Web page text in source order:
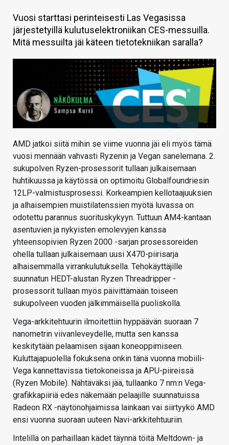
TIETOA
HINTA.FI
VAIHDA TEEMA
Vuosi starttasi perinteisesti Las Vegasissa
järjestetyillä kulutuselektroniikan CES-messuilla.
Mitä messuilta jäi käteen tietotekniikan saralla?
AMD jatkoi siitä mihin se viime vuonna jäi eli myös tämä
vuosi mennään vahvasti Ryzenin ja Vegan sanelemana. 2.
sukupolven Ryzen-prosessorit tullaan julkaisemaan
huhtikuussa ja käytössä on optimoitu Globalfoundriesin
12LP-valmistusprosessi. Korkeampien kellotaajuuksien
ja alhaisempien muistilatenssien myötä luvassa on
odotettu parannus suorituskykyyn. Tuttuun AM4-kantaan
asentuvien ja nykyisten emolevyjen kanssa
yhteensopivien Ryzen 2000 -sarjan prosessoreiden
ohella tullaan julkaisemaan uusi X470-piirisarja
alhaisemmalla virrankulutuksella. Tehokäyttäjille
suunnatun HEDT-alustan Ryzen Threadripper -
prosessorit tullaan myös päivittämään toiseen
sukupolveen vuoden jälkimmäisellä puoliskolla.
Vega-arkkitehtuurin ilmoitettiin hyppäävän suoraan 7
nanometrin viivanleveydelle, mutta sen kanssa
keskitytään pelaamisen sijaan koneoppimiseen.
Kuluttajapuolella fokuksena onkin tänä vuonna mobiili-
Vega kannettavissa tietokoneissa ja APU-piireissä
(Ryzen Mobile). Nähtäväksi jää, tullaanko 7 nm:n Vega-
grafikkapiiriä edes näkemään pelaajille suunnatuissa
Radeon RX -näytönohjaimissa lainkaan vai siirtyykö AMD
ensi vuonna suoraan uuteen Navi-arkkitehtuuriin.
Intelillä on parhaillaan kädet täynnä töitä Meltdown- ja